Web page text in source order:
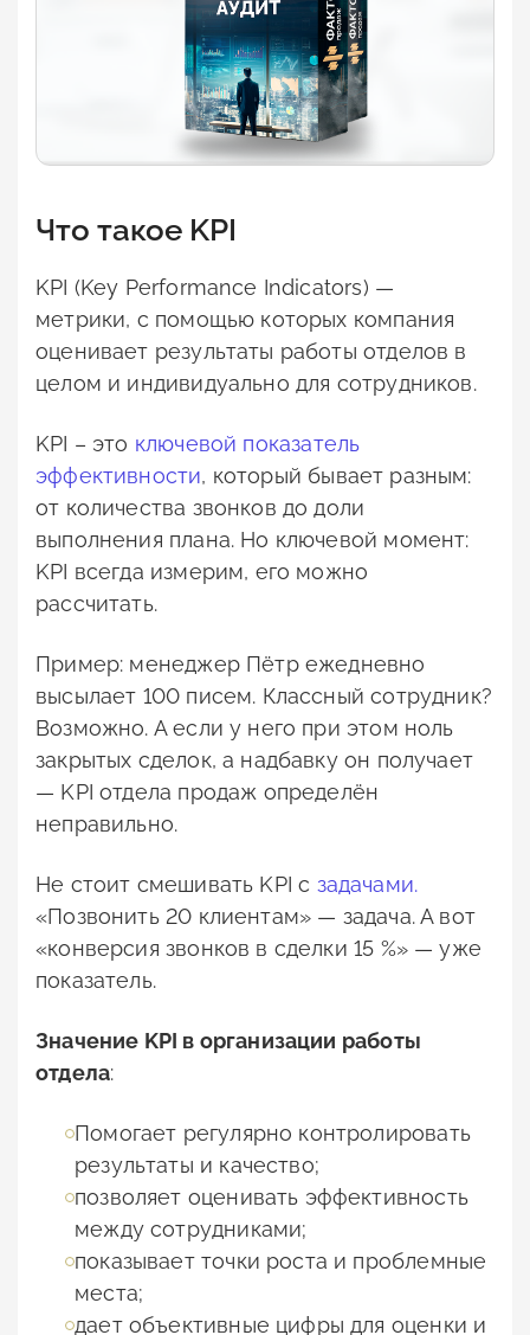
Что такое KPI
KPI (Key Performance Indicators) —
метрики, с помощью которых компания
оценивает результаты работы отделов в
целом и индивидуально для сотрудников.
KPI – это ключевой показатель
эффективности, который бывает разным:
от количества звонков до доли
выполнения плана. Но ключевой момент:
KPI всегда измерим, его можно
рассчитать.
Пример: менеджер Пётр ежедневно
высылает 100 писем. Классный сотрудник?
Возможно. А если у него при этом ноль
закрытых сделок, а надбавку он получает
— KPI отдела продаж определён
неправильно.
Не стоит смешивать KPI с задачами.
«Позвонить 20 клиентам» — задача. А вот
«конверсия звонков в сделки 15 %» — уже
показатель.
Значение KPI в организации работы
отдела:
Помогает регулярно контролировать
результаты и качество;
позволяет оценивать эффективность
между сотрудниками;
показывает точки роста и проблемные
места;
дает объективные цифры для оценки и